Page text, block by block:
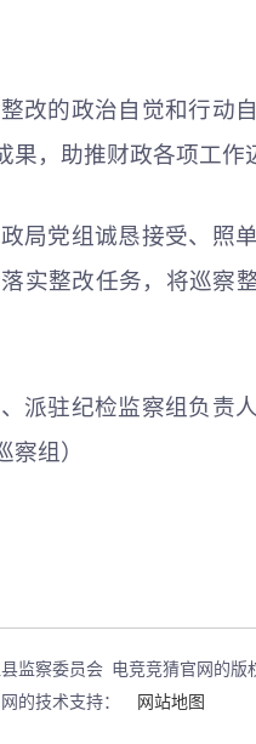
改的政治自觉和行动
，助推财政各项工作
局党组诚恳接受、照
实整改任务，将巡察
派驻纪检监察组负责
组）
监察委员会 电竞竞猜官网的版
的技术支持： 网站地图